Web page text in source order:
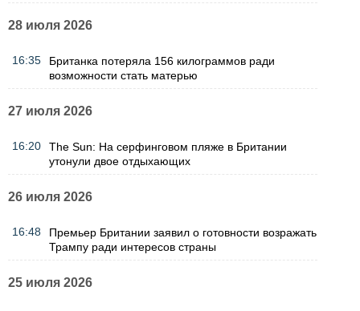
28 июля 2026
16:35
Британка потеряла 156 килограммов ради
возможности стать матерью
27 июля 2026
16:20
The Sun: На серфинговом пляже в Британии
утонули двое отдыхающих
26 июля 2026
16:48
Премьер Британии заявил о готовности возражать
Трампу ради интересов страны
25 июля 2026